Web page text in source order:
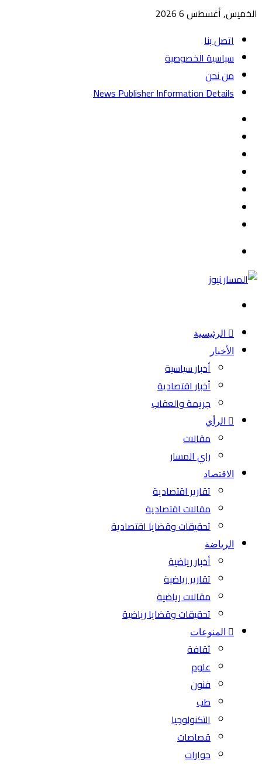
الخميس, أغسطس 6 2026
اتصل بنا
سياسية الخصوصية
من نحن
News Publisher Information Details
الرئيسية
الأخبار
أخبار سياسية
أخبار اقتصادية
جريمة والعقاب
الرأي
مقالات
راي المسار
الاقتصاد
تقارير اقتصادية
مقالات اقتصادية
تحقيقات وقضايا اقتصادية
الرياضة
أخبار رياضية
تقارير رياضية
مقالات رياضية
تحقيقات وقضايا رياضية
المنوعات
ثقافة
علوم
فنون
طب
التكنولوجيا
قصاصات
حوارات